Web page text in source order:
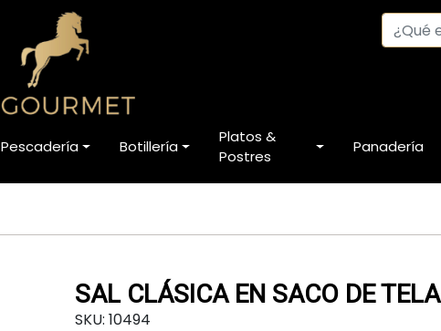
Pescadería Botillería
Platos &
Postres
Panadería
SAL CLÁSICA EN SACO DE TELA
SKU: 10494